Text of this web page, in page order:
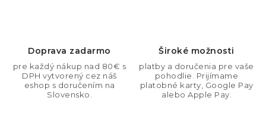
Doprava zadarmo
pre každý nákup nad 80€ s
DPH vytvorený cez náš
eshop s doručením na
Slovensko.
Široké možnosti
platby a doručenia pre vaše
pohodlie. Prijímame
platobné karty, Google Pay
alebo Apple Pay.